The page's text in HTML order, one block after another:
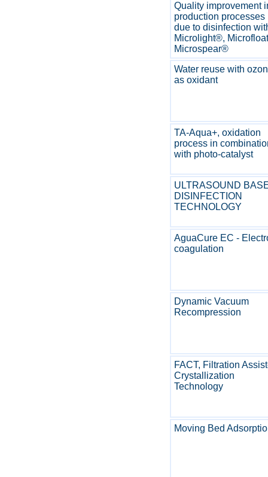
Quality improvement
production processes
due to disinfection
Microlight®,
Microspear®
Water reuse with
as oxidant
TA-Aqua+, oxidation
process in
with photo-catalyst
ULTRASOUND
DISINFECTION
TECHNOLOGY
AguaCure EC -
coagulation
Dynamic Vacuum
Recompression
FACT, Filtration
Crystallization
Technology
Moving Bed